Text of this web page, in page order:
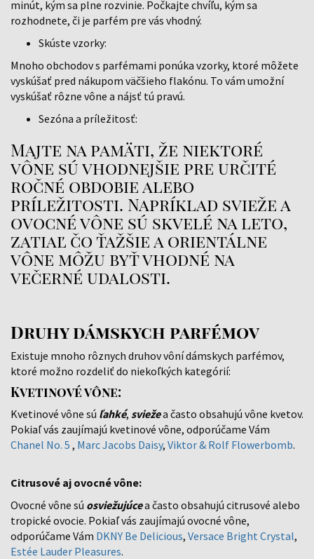
minút, kým sa plne rozvinie. Počkajte chvíľu, kým sa
rozhodnete, či je parfém pre vás vhodný.
Skúste vzorky:
Mnoho obchodov s parfémami ponúka vzorky, ktoré môžete
vyskúšať pred nákupom väčšieho flakónu. To vám umožní
vyskúšať rôzne vône a nájsť tú pravú.
Sezóna a príležitosť:
Majte na pamäti, že niektoré
vône sú vhodnejšie pre určité
ročné obdobie alebo
príležitosti. Napríklad svieže a
ovocné vône sú skvelé na leto,
zatiaľ čo ťažšie a orientálne
vône môžu byť vhodné na
večerné udalosti.
Druhy dámskych parfémov
Existuje mnoho rôznych druhov vôní dámskych parfémov,
ktoré možno rozdeliť do niekoľkých kategórií:
Kvetinové vône:
Kvetinové vône sú ľahké, sviežea často obsahujú vône kvetov.
Pokiaľ vás zaujímajú kvetinové vône, odporúčame Vám
Chanel No. 5 , Marc Jacobs Daisy, Viktor & Rolf Flowerbomb.
Citrusové aj ovocné vône:
Ovocné vône sú osviežujúcea často obsahujú citrusové alebo
tropické ovocie. Pokiaľ vás zaujímajú ovocné vône,
odporúčame Vám DKNY Be Delicious, Versace Bright Crystal,
Estée Lauder Pleasures.